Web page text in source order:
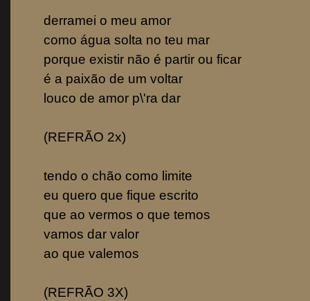
derramei o meu amor
como água solta no teu mar
porque existir não é partir ou ficar
é a paixão de um voltar
louco de amor p\'ra dar
(REFRÃO 2x)
tendo o chão como limite
eu quero que fique escrito
que ao vermos o que temos
vamos dar valor
ao que valemos
(REFRÃO 3X)